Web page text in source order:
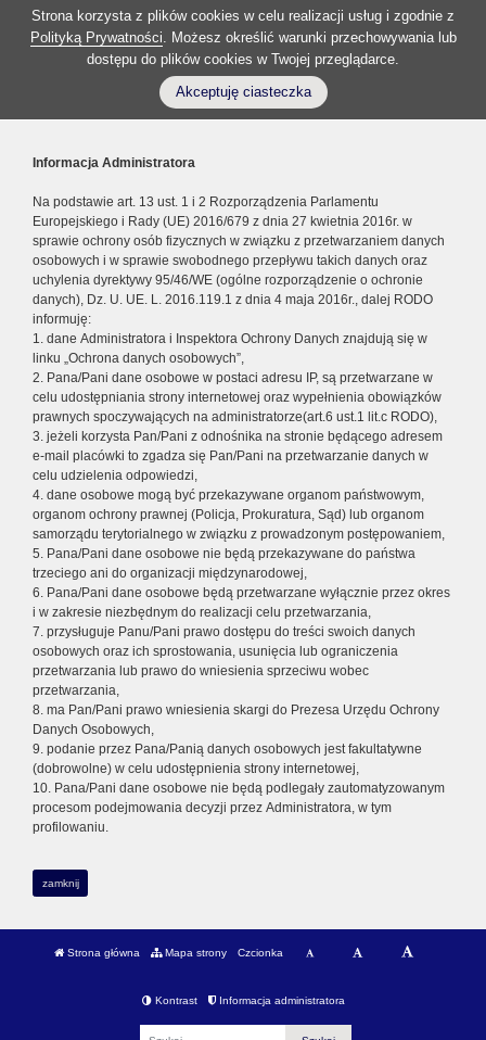
Strona korzysta z plików cookies w celu realizacji usług i zgodnie z
Polityką Prywatności. Możesz określić warunki przechowywania lub
dostępu do plików cookies w Twojej przeglądarce.
Akceptuję ciasteczka
Informacja Administratora
Na podstawie art. 13 ust. 1 i 2 Rozporządzenia Parlamentu
Europejskiego i Rady (UE) 2016/679 z dnia 27 kwietnia 2016r. w
sprawie ochrony osób fizycznych w związku z przetwarzaniem danych
osobowych i w sprawie swobodnego przepływu takich danych oraz
uchylenia dyrektywy 95/46/WE (ogólne rozporządzenie o ochronie
danych), Dz. U. UE. L. 2016.119.1 z dnia 4 maja 2016r., dalej RODO
informuję:
1. dane Administratora i Inspektora Ochrony Danych znajdują się w
linku „Ochrona danych osobowych”,
2. Pana/Pani dane osobowe w postaci adresu IP, są przetwarzane w
celu udostępniania strony internetowej oraz wypełnienia obowiązków
prawnych spoczywających na administratorze(art.6 ust.1 lit.c RODO),
3. jeżeli korzysta Pan/Pani z odnośnika na stronie będącego adresem
e-mail placówki to zgadza się Pan/Pani na przetwarzanie danych w
celu udzielenia odpowiedzi,
4. dane osobowe mogą być przekazywane organom państwowym,
organom ochrony prawnej (Policja, Prokuratura, Sąd) lub organom
samorządu terytorialnego w związku z prowadzonym postępowaniem,
5. Pana/Pani dane osobowe nie będą przekazywane do państwa
trzeciego ani do organizacji międzynarodowej,
6. Pana/Pani dane osobowe będą przetwarzane wyłącznie przez okres
i w zakresie niezbędnym do realizacji celu przetwarzania,
7. przysługuje Panu/Pani prawo dostępu do treści swoich danych
osobowych oraz ich sprostowania, usunięcia lub ograniczenia
przetwarzania lub prawo do wniesienia sprzeciwu wobec
przetwarzania,
8. ma Pan/Pani prawo wniesienia skargi do Prezesa Urzędu Ochrony
Danych Osobowych,
9. podanie przez Pana/Panią danych osobowych jest fakultatywne
(dobrowolne) w celu udostępnienia strony internetowej,
10. Pana/Pani dane osobowe nie będą podlegały zautomatyzowanym
procesom podejmowania decyzji przez Administratora, w tym
profilowaniu.
zamknij
Strona główna Mapa strony Czcionka
Kontrast Informacja administratora